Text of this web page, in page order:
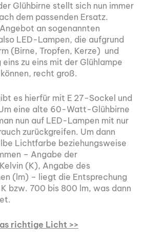
Glühbirne stellt sich nun immer
dem passenden Ersatz.
an sogenannten
LED-Lampen, die aufgrund
(Birne, Tropfen, Kerze) und
zu eins mit der Glühlampe
recht groß.
es hierfür mit E 27-Sockel und
eine alte 60-Watt-Glühbirne
nun auf LED-Lampen mit nur
zurückgreifen. Um dann
Lichtfarbe beziehungsweise
– Angabe der
(K), Angabe des
(lm) – liegt die Entsprechung
bzw. 700 bis 800 lm, was dann
richtige Licht >>